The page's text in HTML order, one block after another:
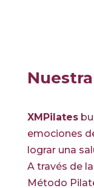
XMPilates
emociones
lograr una
A través de
Método